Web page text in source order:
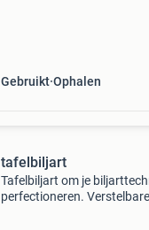
Gebruikt Ophalen
tafelbiljart
Tafelbiljart om je
perfectioneren.